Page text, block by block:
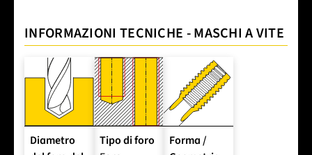
INFORMAZIONI TECNICHE - MASCHI A VITE
Diametro
Tipo di foro
Forma /